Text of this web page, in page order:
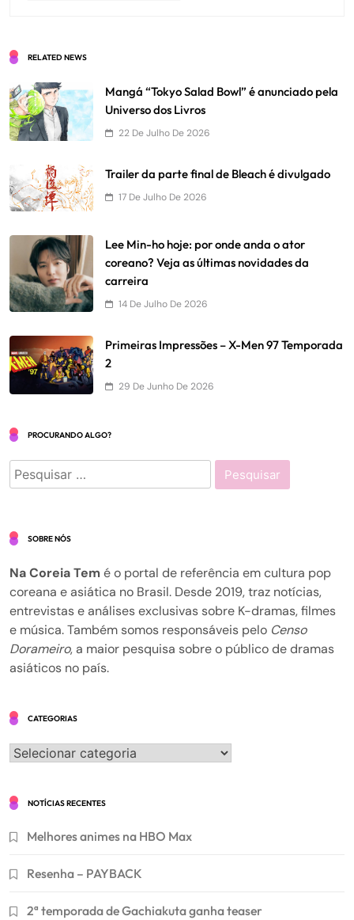
RELATED NEWS
Mangá “Tokyo Salad Bowl” é anunciado pela
Universo dos Livros
22 De Julho De 2026
Trailer da parte final de Bleach é divulgado
17 De Julho De 2026
Lee Min-ho hoje: por onde anda o ator
coreano? Veja as últimas novidades da
carreira
14 De Julho De 2026
Primeiras Impressões – X-Men 97 Temporada
2
29 De Junho De 2026
PROCURANDO ALGO?
Pesquisar
por:
SOBRE NÓS
Na Coreia Tem é o portal de referência em cultura pop
coreana e asiática no Brasil. Desde 2019, traz notícias,
entrevistas e análises exclusivas sobre K-dramas, filmes
e música. Também somos responsáveis pelo Censo
Dorameiro, a maior pesquisa sobre o público de dramas
asiáticos no país.
CATEGORIAS
Categorias
NOTÍCIAS RECENTES
Melhores animes na HBO Max
Resenha – PAYBACK
2ª temporada de Gachiakuta ganha teaser